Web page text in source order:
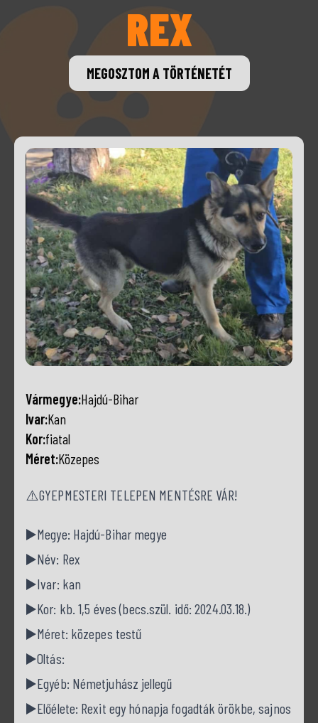
MEGOSZTOM A TÖRTÉNETÉT
REX
Vármegye:Hajdú-Bihar
Ivar:Kan
Kor:fiatal
Méret:Közepes
⚠️GYEPMESTERI TELEPEN MENTÉSRE VÁR!
▶️Megye: Hajdú-Bihar megye
▶️Név: Rex
▶️Ivar: kan
▶️Kor: kb. 1,5 éves (becs.szül. idő: 2024.03.18.)
▶️Méret: közepes testű
▶️Oltás:
▶️Egyéb: Németjuhász jellegű
▶️Előélete: Rexit egy hónapja fogadták örökbe, sajnos